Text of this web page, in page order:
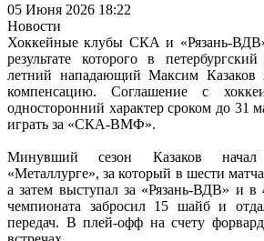
05 Июня 2026 18:22
Новости
Хоккейные клубы СКА и «Рязань-
результате которого в
летний нападающий Максим Казаков
компенсацию. Соглашение с
односторонний характер сроком до 31
играть за «СКА-ВМФ».
Минувший сезон Казаков
«Металлурге», за который в шести
а затем выступал за «Рязань-ВДВ» и в
чемпионата забросил 15 шайб и
передач. В плей-офф на счету